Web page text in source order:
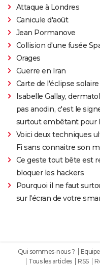
Attaque à Londres
Canicule d'août
Jean Pormanove
Collision d'une fusée
Orages
Guerre en Iran
Carte de l'éclipse solaire
Isabelle Gallay,
pas anodin, c'est le
surtout embêtant pour
Voici deux techniques
Fi sans connaitre son
Ce geste tout bête est
bloquer les hackers
Pourquoi il ne faut
sur l'écran de votre
Qui sommes-nous ? Equipe
Tous les articles
RSS